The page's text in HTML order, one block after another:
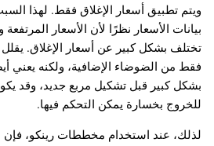
ويتم تطبيق أسعار الإغلاق فقط. لهذا
بيانات الأسعار نظرًا لأن الأسعار
تختلف بشكل كبير عن أسعار الإغلاق. يقلل
فقط من الضوضاء الإضافية، ولكنه يعني
بشكل كبير قبل تشكيل مربع جديد، وقد
للخروج بخسارة يمكن التحكم فيها.
لذلك، عند استخدام مخططات رينكو، فإن